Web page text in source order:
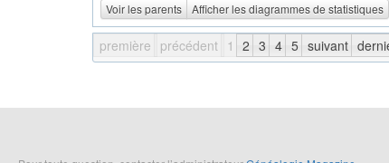
Voir les parents Afficher les diagrammes de statistiques
première précédent 1 2 3 4 5 suivant